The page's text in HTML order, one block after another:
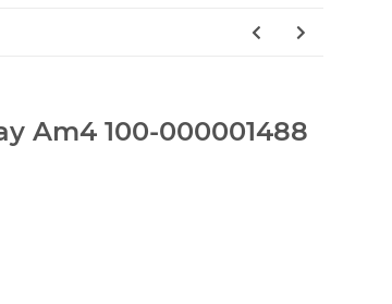
Am4 100-000001488